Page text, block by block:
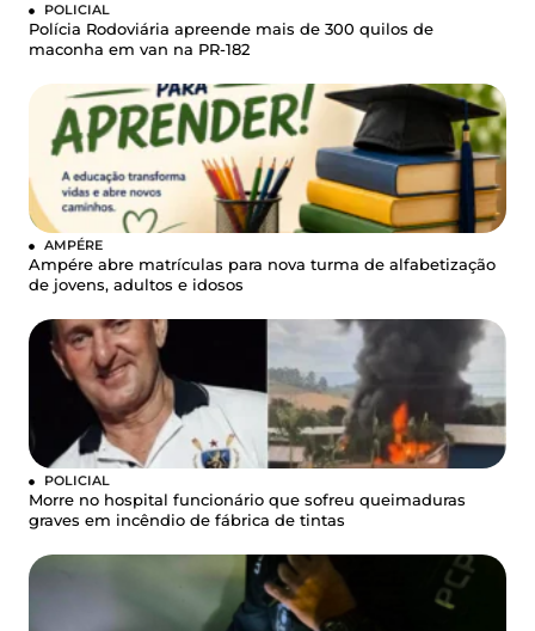
POLICIAL
Polícia Rodoviária apreende mais de 300 quilos de
maconha em van na PR-182
AMPÉRE
Ampére abre matrículas para nova turma de alfabetização
de jovens, adultos e idosos
POLICIAL
Morre no hospital funcionário que sofreu queimaduras
graves em incêndio de fábrica de tintas